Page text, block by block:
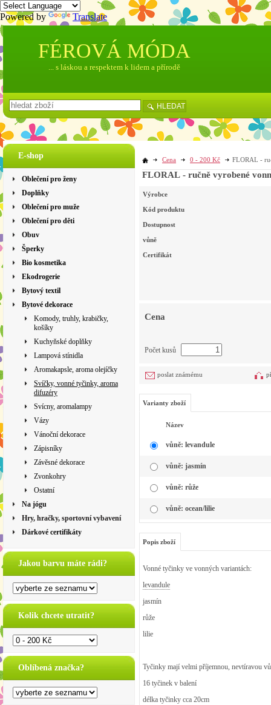
Powered by Translate
E-shop
Oblečení pro ženy
Doplňky
Oblečení pro muže
Oblečení pro děti
Obuv
Šperky
Bio kosmetika
Ekodrogerie
Bytový textil
Bytové dekorace
Komody, truhly, krabičky,
košíky
Kuchyňské doplňky
Lampová stínidla
Aromakapsle, aroma olejíčky
Svíčky, vonné tyčinky, aroma
difuzéry
Svícny, aromalampy
Vázy
Vánoční dekorace
Zápisníky
Závěsné dekorace
Zvonkohry
Ostatní
Na jógu
Hry, hračky, sportovní vybavení
Dárkové certifikáty
Jakou barvu máte rádi?
Kolik chcete utratit?
Oblíbená značka?
Cena 0 - 200 Kč FLORAL -
FLORAL - ručně vyrobené
Výrobce
Kód produktu
Dostupnost
vůně
Certifikát
Cena
Počet kusů
poslat známému
Varianty zboží
Název
vůně: levandule
vůně: jasmín
vůně: růže
vůně: ocean/lilie
Popis zboží
Vonné tyčinky ve vonných variantách:
levandule
jasmín
růže
lilie
Tyčinky mají velmi příjemnou, nevtíravou
16 tyčinek v balení
délka tyčinky cca 20cm
FÉROVÁ MÓDA
... s láskou a respektem k lidem a přírodě
HLEDAT